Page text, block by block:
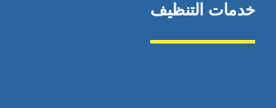
خدمات التنظيف